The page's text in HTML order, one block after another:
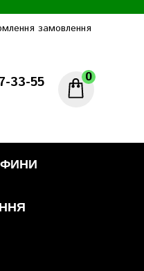
замовлення
33-55 0